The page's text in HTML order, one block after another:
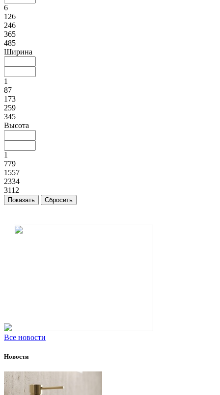
6
126
246
365
485
Ширина
1
87
173
259
345
Высота
1
779
1557
2334
3112
Все новости
Новости